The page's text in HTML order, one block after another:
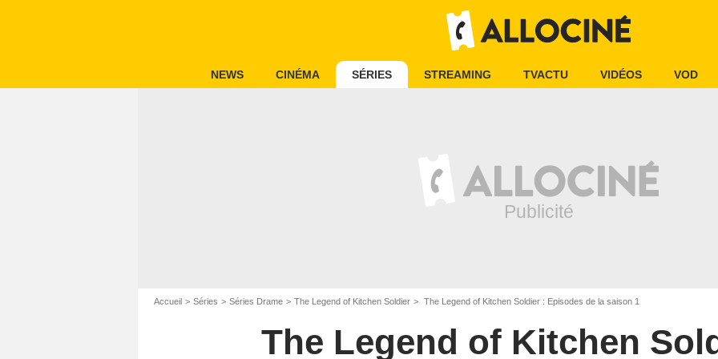
NEWS CINÉMA SÉRIES STREAMING TVACTU VIDÉOS VOD
Accueil Séries Séries Drame The Legend of Kitchen Soldier The Legend of Kitchen Soldier : Episodes de la saison 1
The Legend of Kitchen